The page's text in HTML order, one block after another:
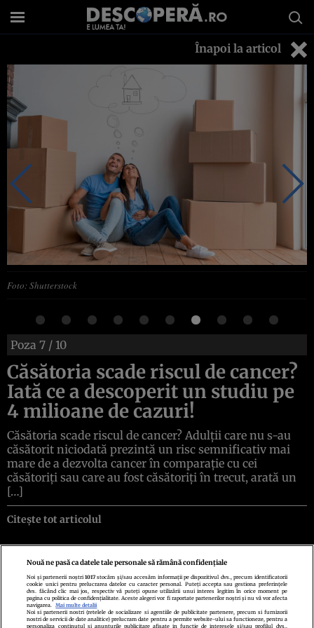
Înapoi la articol
Foto: Shutterstock
Poza 7 / 10
Căsătoria scade riscul de cancer?
Iată ce a descoperit un studiu pe
4 milioane de cazuri!
Căsătoria scade riscul de cancer? Adulții care nu s-au
căsătorit niciodată prezintă un risc semnificativ mai
mare de a dezvolta cancer în comparație cu cei
căsătoriți sau care au fost căsătoriți în trecut, arată un
[…]
Citește tot articolul
Politica de confidenţialitatePolitica de cookiesTermeni şi condiţii
Echipa redacționalăContactSetări Cookies
Nouă ne pasă ca datele tale personale să rămână confidențiale
Noi și partenerii noștri1017 stocăm și/sau accesăm informații pe dispozitivul dvs., precum identificatorii
cookie unici pentru prelucrarea datelor cu caracter personal. Puteți accepta sau gestiona preferințele
dvs. făcând clic mai jos, respectiv vă puteți opune utilizării unui interes legitim în orice moment pe
pagina cu politica de confidențialitate. Aceste alegeri vor fi raportate partenerilor noștri și nu vă vor afecta
navigarea.
Mai multe detalii
Noi si partenerii nostri (retelele de socializare si agentiile de publicitate partenere, precum si furnizorii
nostri de servicii de date analitice) prelucram date pentru a permite website-ului sa functioneze, pentru a
personaliza continutul si anunturile publicitare afisate in functie de interesele si/sau profilul dvs.,